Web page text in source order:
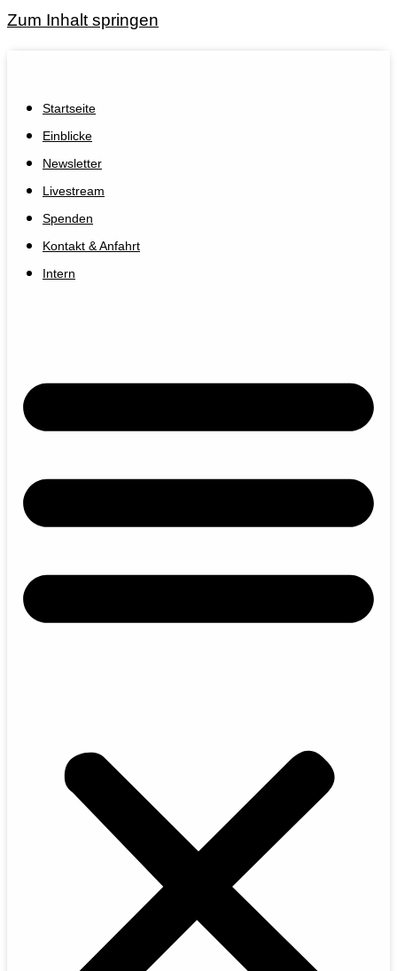
Zum Inhalt springen
Startseite
Einblicke
Newsletter
Livestream
Spenden
Kontakt & Anfahrt
Intern